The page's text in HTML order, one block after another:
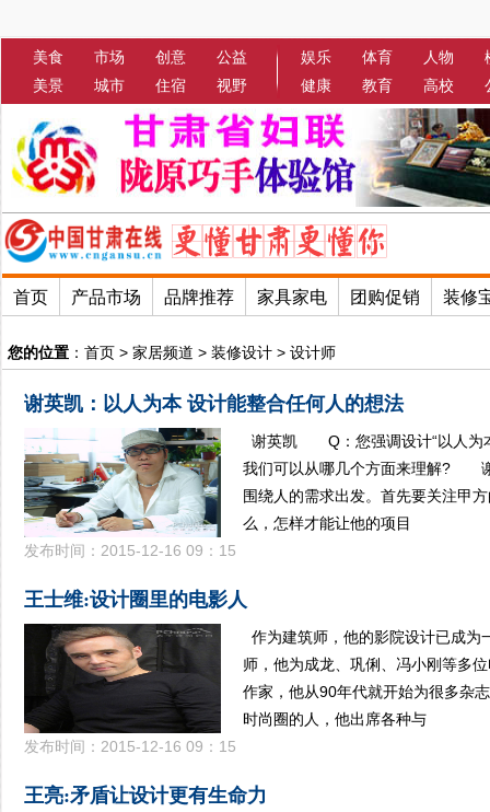
美食 市场 创意
公益
美景
城市 住宿 视野
娱乐 体育 人物
健康
教育 高校
首页 产品市场 品牌推荐 家具家电 团购促销 装修
您的位置 ： 首页 > 家居频道 > 装修设计 > 设计师
谢英凯：以人为本 设计能整合任何人的想法
谢英凯 Q：您强调设计“以人为
我们可以从哪几个方面来理解? 谢
围绕人的需求出发。首先要关注甲
么，怎样才能让他的项目
发布时间：2015-12-16 09：15
王士维:设计圈里的电影人
作为建筑师，他的影院设计已成为
师，他为成龙、巩俐、冯小刚等多
作家，他从90年代就开始为很多杂
时尚圈的人，他出席各种与
发布时间：2015-12-16 09：15
王亮:矛盾让设计更有生命力